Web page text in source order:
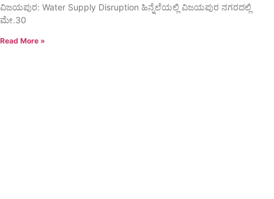
ವಿಜಯಪುರ: Water Supply Disruption ಹಿನ್ನೆಲೆಯಲ್ಲಿ ವಿಜಯಪುರ ನಗರದಲ್ಲಿ
ಮೇ.30
Read More »